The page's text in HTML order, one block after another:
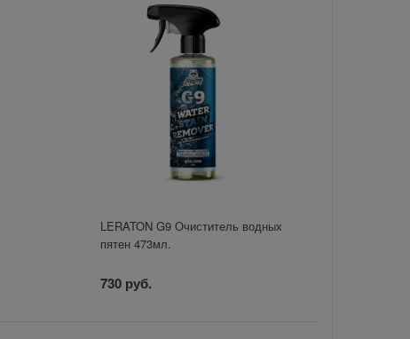
LERATON G9 Очиститель водных
пятен 473мл.
730 руб.